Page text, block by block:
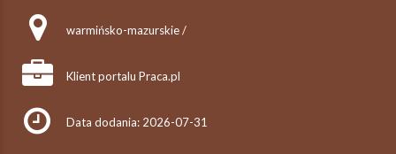
warmińsko-mazurskie /
Klient portalu Praca.pl
Data dodania: 2026-07-31